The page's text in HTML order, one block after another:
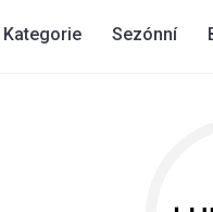
Kategorie Sezónní